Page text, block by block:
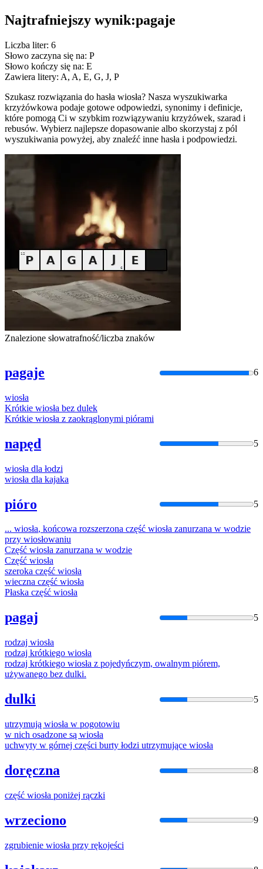
Najtrafniejszy wynik:pagaje
Liczba liter: 6
Słowo zaczyna się na: P
Słowo kończy się na: E
Zawiera litery: A, A, E, G, J, P
Szukasz rozwiązania do hasła wiosła? Nasza wyszukiwarka
krzyżówkowa podaje gotowe odpowiedzi, synonimy i definicje,
które pomogą Ci w szybkim rozwiązywaniu krzyżówek, szarad i
rebusów. Wybierz najlepsze dopasowanie albo skorzystaj z pól
wyszukiwania powyżej, aby znaleźć inne hasła i podpowiedzi.
Znalezione słowatrafność/liczba znaków
pagaje 6
wiosła
Krótkie wiosła bez dulek
Krótkie wiosła z zaokrąglonymi piórami
napęd 5
wiosła dla łodzi
wiosła dla kajaka
pióro 5
... wiosła, końcowa rozszerzona część wiosła zanurzana w wodzie
przy wiosłowaniu
Część wiosła zanurzana w wodzie
Część wiosła
szeroka część wiosła
wieczna część wiosła
Płaska część wiosła
pagaj 5
rodzaj wiosła
rodzaj krótkiego wiosła
rodzaj krótkiego wiosła z pojedyńczym, owalnym piórem,
używanego bez dulki.
dulki 5
utrzymują wiosła w pogotowiu
w nich osadzone są wiosła
uchwyty w górnej części burty łodzi utrzymujące wiosła
doręczna 8
część wiosła poniżej rączki
wrzeciono 9
zgrubienie wiosła przy rękojeści